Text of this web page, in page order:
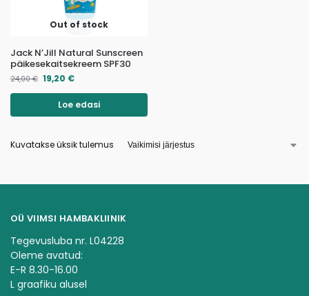
Out of stock
Jack N’Jill Natural Sunscreen
päikesekaitsekreem SPF30
24,00€ 19,20 €
Loe edasi
Kuvatakse üksik tulemus
OÜ VIIMSI HAMBAKLIINIK
Tegevusluba nr. L04228
Oleme avatud:
E-R 8.30-16.00
L graafiku alusel